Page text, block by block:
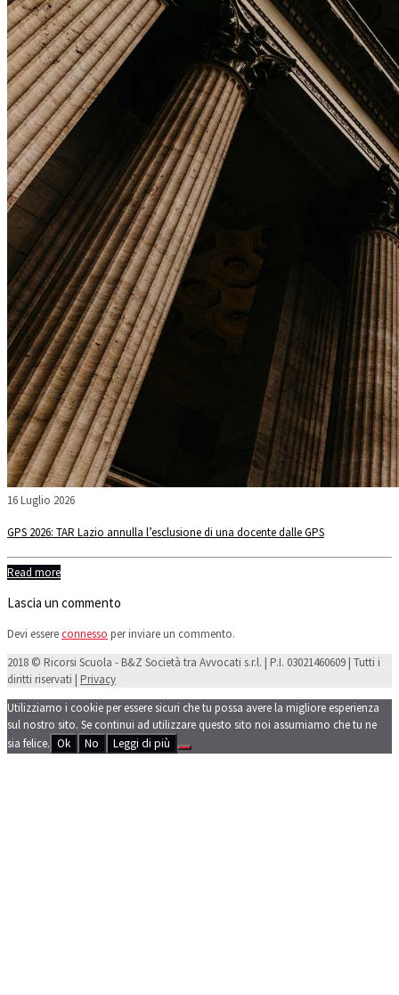
16 Luglio 2026
GPS 2026: TAR Lazio annulla l’esclusione di una docente dalle GPS
Read more
Lascia un commento
Devi essereconnesso per inviare un commento.
2018 © Ricorsi Scuola - B&Z Società tra Avvocati s.r.l. | P.I. 03021460609 | Tutti i
diritti riservati | Privacy
Utilizziamo i cookie per essere sicuri che tu possa avere la migliore esperienza
sul nostro sito. Se continui ad utilizzare questo sito noi assumiamo che tu ne
sia felice. Ok No Leggi di più